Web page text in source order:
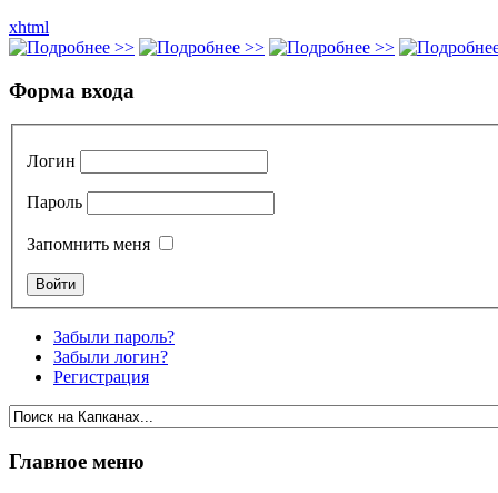
xhtml
Форма входа
Логин
Пароль
Запомнить меня
Забыли пароль?
Забыли логин?
Регистрация
Главное меню